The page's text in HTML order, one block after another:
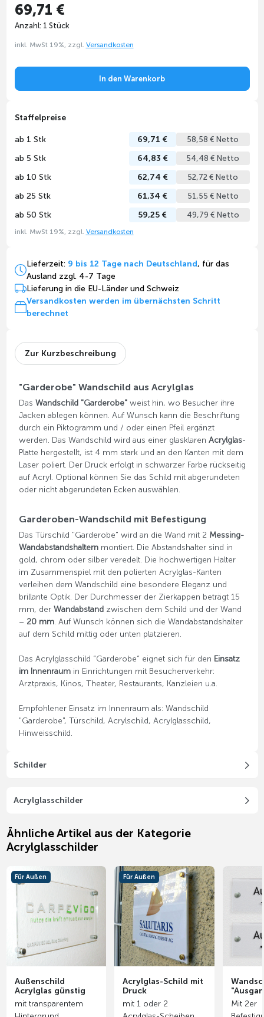
69,71 €
Anzahl: 1 Stück
inkl. MwSt 19%, zzgl. Versandkosten
In den Warenkorb
Staffelpreise
ab 1 Stk 69,71 € 58,58 € Netto
ab 5 Stk 64,83 € 54,48 € Netto
ab 10 Stk 62,74 € 52,72 € Netto
ab 25 Stk 61,34 € 51,55 € Netto
ab 50 Stk 59,25 € 49,79 € Netto
inkl. MwSt 19%, zzgl. Versandkosten
Lieferzeit: 9 bis 12 Tage nach Deutschland, für das
Ausland zzgl. 4-7 Tage
Lieferung in die EU-Länder und Schweiz
Versandkosten werden im übernächsten Schritt
berechnet
Zur Kurzbeschreibung
"Garderobe" Wandschild aus Acrylglas
Das Wandschild "Garderobe"weist hin, wo Besucher ihre
Jacken ablegen können. Auf Wunsch kann die Beschriftung
durch ein Piktogramm und / oder einen Pfeil ergänzt
werden. Das Wandschild wird aus einer glasklaren Acrylglas-
Platte hergestellt, ist 4 mm stark und an den Kanten mit dem
Laser poliert. Der Druck erfolgt in schwarzer Farbe rückseitig
auf Acryl. Optional können Sie das Schild mit abgerundeten
oder nicht abgerundeten Ecken auswählen.
Garderoben-Wandschild mit Befestigung
Das Türschild "Garderobe" wird an die Wand mit 2 Messing-
Wandabstandshalternmontiert. Die Abstandshalter sind in
gold, chrom oder silber veredelt. Die hochwertigen Halter
im Zusammenspiel mit den polierten Acrylglas-Kanten
verleihen dem Wandschild eine besondere Eleganz und
brillante Optik. Der Durchmesser der Zierkappen beträgt 15
mm, der Wandabstandzwischen dem Schild und der Wand
– 20 mm. Auf Wunsch können sich die Wandabstandshalter
auf dem Schild mittig oder unten platzieren.
Das Acrylglasschild “Garderobe“ eignet sich für den Einsatz
im Innenraumin Einrichtungen mit Besucherverkehr:
Arztpraxis, Kinos, Theater, Restaurants, Kanzleien u.a.
Empfohlener Einsatz im Innenraum als: Wandschild
"Garderobe", Türschild, Acrylschild, Acrylglasschild,
Hinweisschild.
Schilder
Acrylglasschilder
Ähnliche Artikel aus der Kategorie
Acrylglasschilder
Außenschild
Acrylglas günstig
mit transparentem
Für Außen
Acrylglas-Schild mit
Druck
mit 1 oder 2
Für Außen
Mit 2er